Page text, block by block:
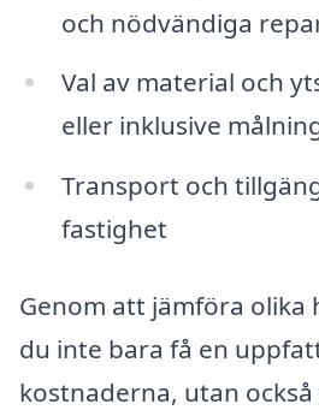
och nödvändiga
Val av material och
eller inklusive
Transport och
fastighet
Genom att jämföra olika
du inte bara få en
kostnaderna, utan